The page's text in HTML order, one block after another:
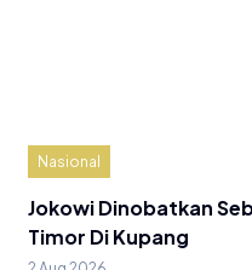
Nasional
Jokowi Dinobatkan
Timor Di Kupang